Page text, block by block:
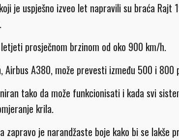
je uspješno izveo let napravili su braća Rajt
prosječnom brzinom od oko 900 km/h.
Airbus A380, može prevesti između 500 i 800
tako da može funkcionisati i kada svi
krila.
zapravo je narandžaste boje kako bi se lakše